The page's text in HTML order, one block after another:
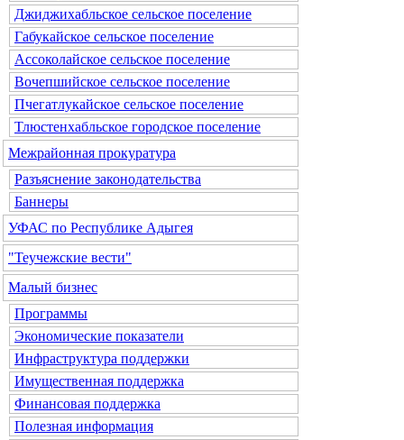
Джиджихабльское сельское поселение
Габукайское сельское поселение
Ассоколайское сельское поселение
Вочепшийское сельское поселение
Пчегатлукайское сельское поселение
Тлюстенхабльское городское поселение
Межрайонная прокуратура
Разъяснение законодательства
Баннеры
УФАС по Республике Адыгея
"Теучежские вести"
Малый бизнес
Программы
Экономические показатели
Инфраструктура поддержки
Имущественная поддержка
Финансовая поддержка
Полезная информация